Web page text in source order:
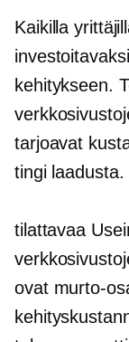
Kaikilla
kehitykseen.
tarjoavat
tingi laadusta.
tilattavaa
ovat murto-